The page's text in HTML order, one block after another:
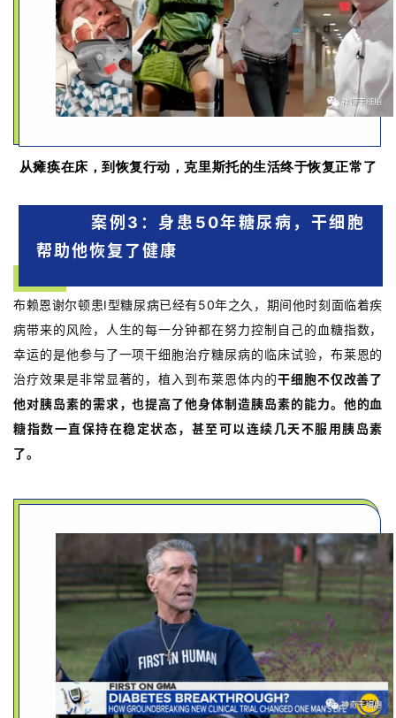
从瘫痪在床，到恢复行动，克里斯托的生活终于恢复正常了
案例3：身患50年糖尿病，干细胞
帮助他恢复了健康
布赖恩谢尔顿患Ⅰ型糖尿病已经有50年之久，期间他时刻面临着疾
病带来的风险，人生的每一分钟都在努力控制自己的血糖指数，
幸运的是他参与了一项干细胞治疗糖尿病的临床试验，布莱恩的
治疗效果是非常显著的，植入到布莱恩体内的干细胞不仅改善了
他对胰岛素的需求，也提高了他身体制造胰岛素的能力。他的血
糖指数一直保持在稳定状态，甚至可以连续几天不服用胰岛素
了。